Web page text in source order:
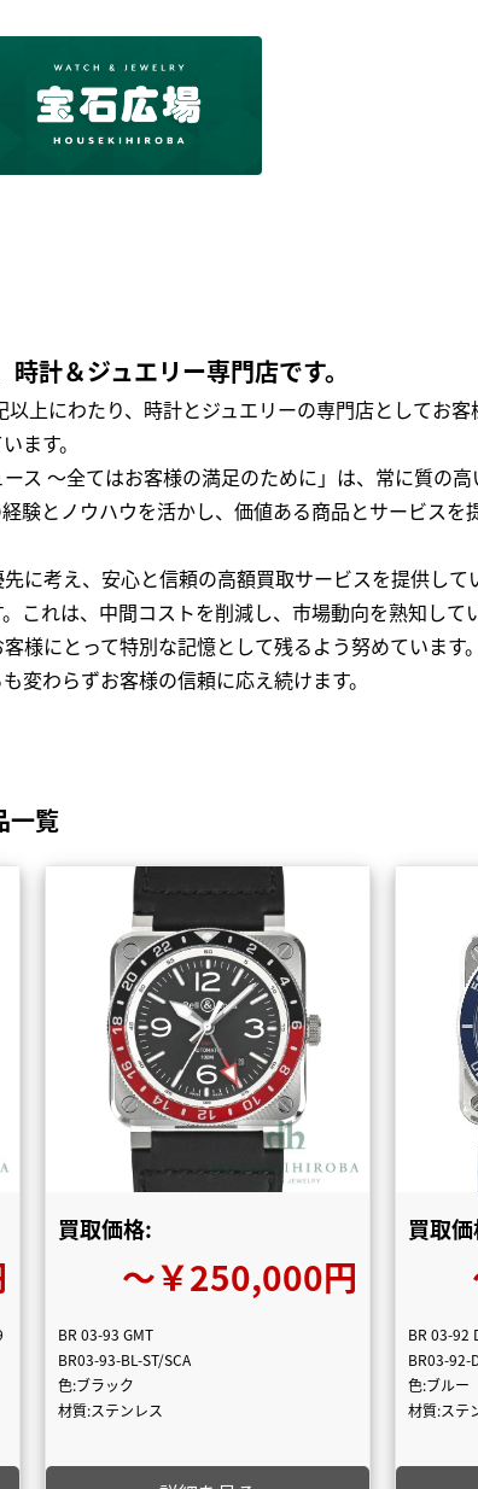
計＆ジュエリー専門店です。
上にわたり、時計とジュエリーの専門店としてお
ます。
ス ～全てはお客様の満足のために」は、常に質の
験とノウハウを活かし、価値ある商品とサービス
に考え、安心と信頼の高額買取サービスを提供し
これは、中間コストを削減し、市場動向を熟知して
様にとって特別な記憶として残るよう努めていま
変わらずお客様の信頼に応え続けます。
一覧
買取価格:
〜￥250,000円
BR 03-93 GMT
BR03-93-BL-ST/SCA
色:ブラック
材質:ステンレス
買取
BR 03-92
BR03-92-
色:ブルー
材質:ステ